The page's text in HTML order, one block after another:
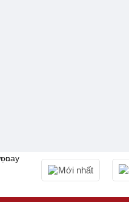
Mới nhất